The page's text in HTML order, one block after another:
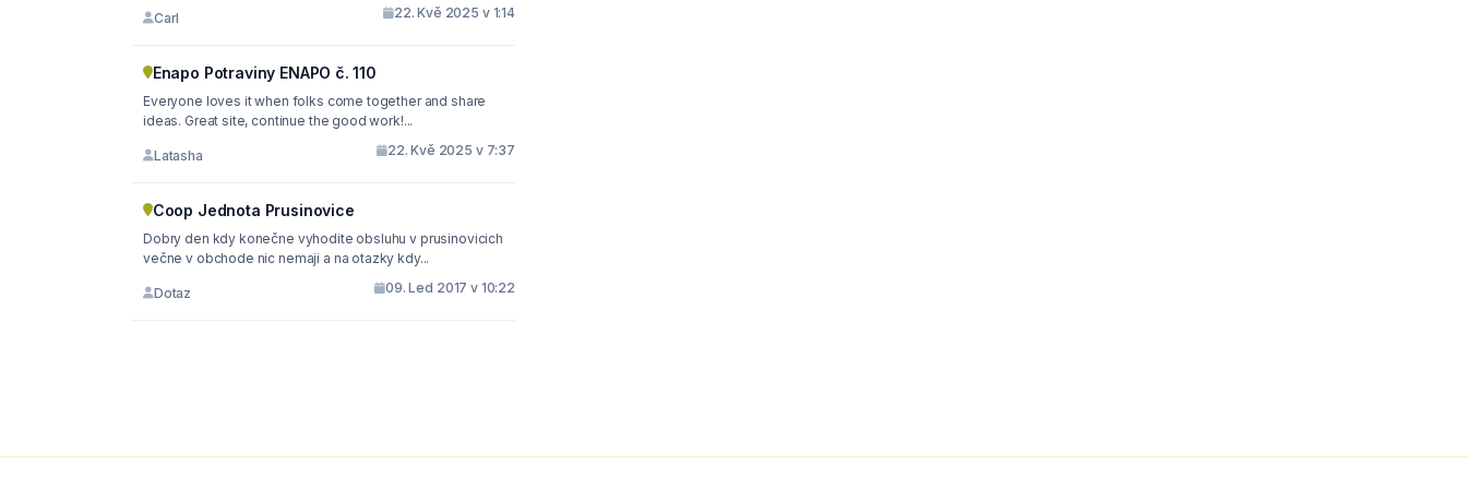
Carl 22. Kvě 2025 v 1:14
Enapo Potraviny ENAPO č. 110
Everyone loves it when folks come together and share
ideas. Great site, continue the good work!...
Latasha 22. Kvě 2025 v 7:37
Coop Jednota Prusinovice
Dobry den kdy konečne vyhodite obsluhu v prusinovicich
večne v obchode nic nemaji a na otazky kdy...
Dotaz 09. Led 2017 v 10:22